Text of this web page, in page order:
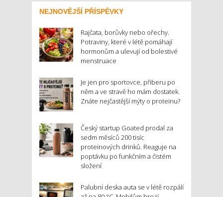
NEJNOVĚJŠÍ PŘÍSPĚVKY
Rajčata, borůvky nebo ořechy.
Potraviny, které v létě pomáhají
hormonům a ulevují od bolestivé
menstruace
Je jen pro sportovce, přiberu po
něm a ve stravě ho mám dostatek.
Znáte nejčastější mýty o proteinu?
Český startup Goated prodal za
sedm měsíců 200 tisíc
proteinových drinků. Reaguje na
poptávku po funkčním a čistém
složení
Palubní deska auta se v létě rozpálí